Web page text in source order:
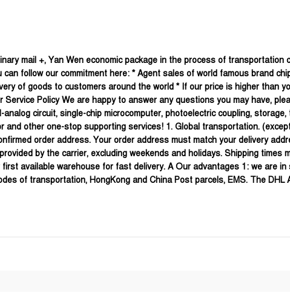
mail +, Yan Wen economic package in the process of
follow our commitment here: * Agent sales of world famous brand
of goods to customers around the world * If our price is higher than
Policy We are happy to answer any questions you may have,
circuit, single-chip microcomputer, photoelectric coupling,
other one-stop supporting services! 1. Global transportation.
order address. Your order address must match your delivery
by the carrier, excluding weekends and holidays. Shipping times
available warehouse for fast delivery. A Our advantages 1: we are
of transportation, HongKong and China Post parcels, EMS. The DHL